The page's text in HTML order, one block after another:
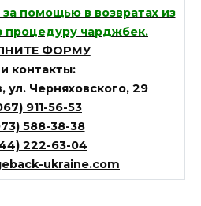
помощью в возвратах из
процедуру чарджбек.
ФОРМУ
контакты:
ул. Черняховского, 29
911-56-53
588-38-38
222-63-04
ukraine.com